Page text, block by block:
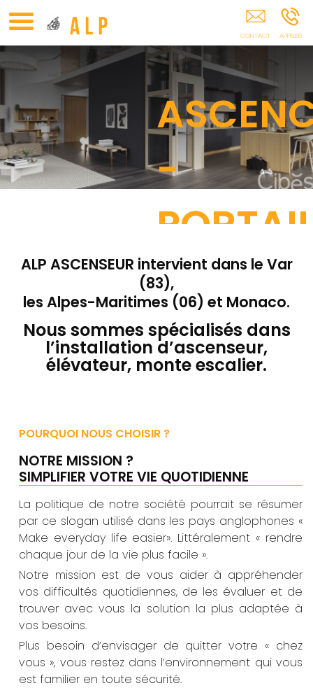
-
-
-
-
-
-
-
-
-
-
ALP ASCENSEUR intervient dans le Var
(83),
les Alpes-Maritimes (06) et Monaco.
Nous sommes spécialisés dans
l’installation d’ascenseur,
élévateur, monte escalier.
POURQUOI NOUS CHOISIR ?
NOTRE MISSION ?
SIMPLIFIER VOTRE VIE QUOTIDIENNE
La politique de notre société pourrait se résumer
par ce slogan utilisé dans les pays anglophones «
Make everyday life easier». Littéralement « rendre
chaque jour de la vie plus facile ».
Notre mission est de vous aider à appréhender
vos difficultés quotidiennes, de les évaluer et de
trouver avec vous la solution la plus adaptée à
vos besoins.
Plus besoin d’envisager de quitter votre « chez
vous », vous restez dans l’environnement qui vous
est familier en toute sécurité.